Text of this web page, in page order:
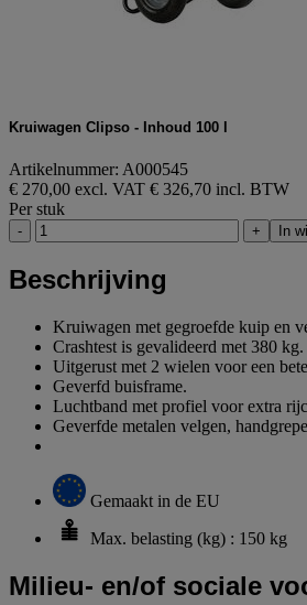
Kruiwagen Clipso - Inhoud 100 l
Artikelnummer: A000545
€ 270,00 excl. VAT € 326,70 incl. BTW
Per stuk
- + In
Beschrijving
Kruiwagen met gegroefde kuip en
Crashtest is gevalideerd met 380 kg.
Uitgerust met 2 wielen voor een
Geverfd buisframe.
Luchtband met profiel voor extra
Geverfde metalen velgen,
Gemaakt in de EU
Max. belasting (kg) : 150 kg
Milieu- en/of sociale